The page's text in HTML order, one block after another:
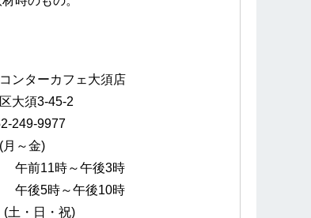
ンターカフェ大須店
大須3-45-2
249-9977
月～金)
午前11時～午後3時
午後5時～午後10時
(土・日・祝)